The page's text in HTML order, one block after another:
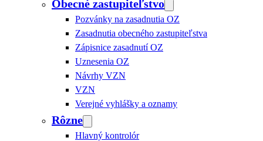
Obecné zastupiteľstvo
Pozvánky na zasadnutia OZ
Zasadnutia obecného zastupiteľstva
Zápisnice zasadnutí OZ
Uznesenia OZ
Návrhy VZN
VZN
Verejné vyhlášky a oznamy
Rôzne
Hlavný kontrolór